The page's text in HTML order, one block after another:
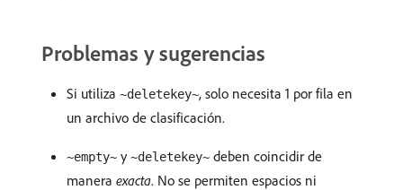
Problemas y sugerencias
Si utiliza ~deletekey~, solo necesita 1 por fila en
un archivo de clasificación.
~empty~ y~deletekey~ deben coincidir de
manera exacta. No se permiten espacios ni